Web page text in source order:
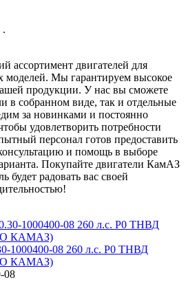
.
ассортимент двигателей для
моделей. Мы гарантируем высокое
продукции. У нас вы сможете
в собранном виде, так и отдельные
за новинками и постоянно
удовлетворить потребности
персонал готов предоставить
и помощь в выборе
Покупайте двигатели КамАЗ
радовать вас своей
1000400-08 260 л.с. Р0 ТНВД
КАМАЗ)
08